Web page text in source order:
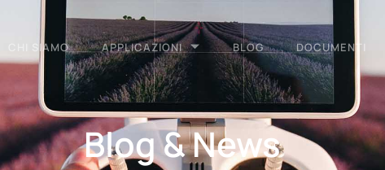
CHI SIAMO APPLICAZIONI BLOG DOCUMENTI
Blog & News